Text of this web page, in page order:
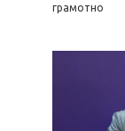
грамотно